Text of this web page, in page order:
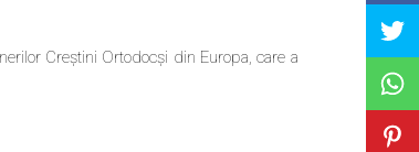
Creștini Ortodocși din Europa, care a